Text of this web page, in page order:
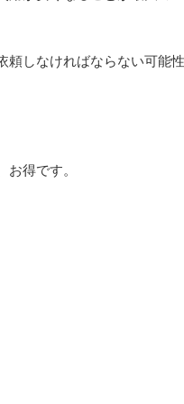
頼しなければならない可能
得です。